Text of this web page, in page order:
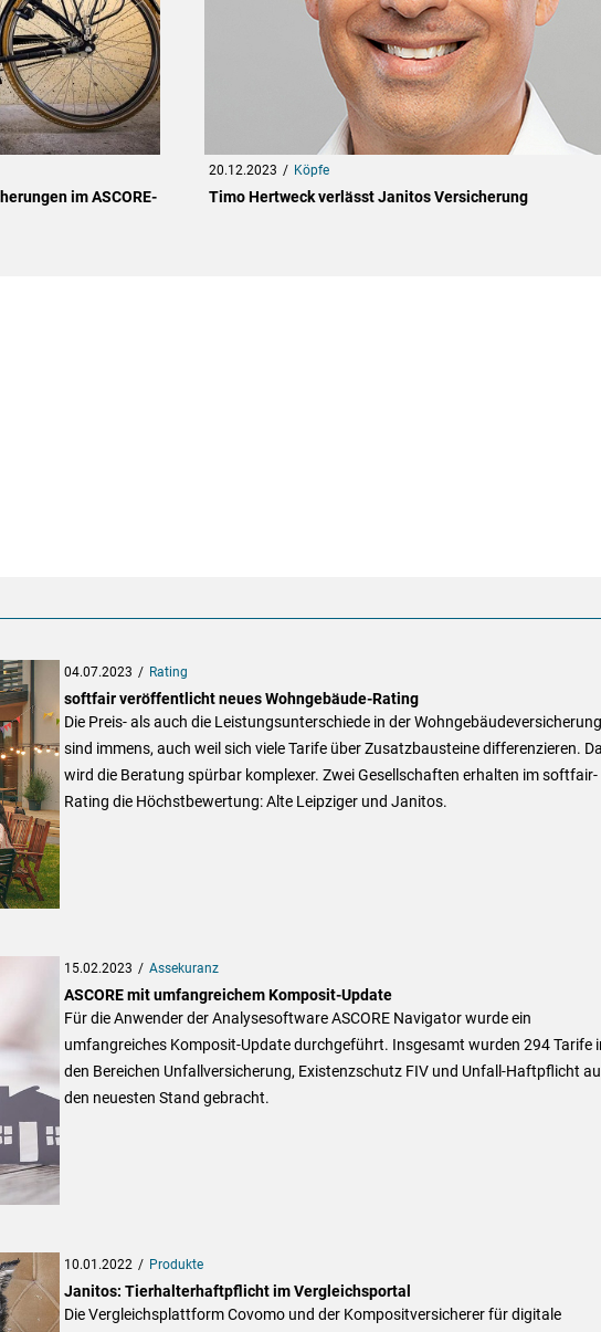
im ASCORE-
20.12.2023 Köpfe
Timo Hertweck verlässt Janitos Versicherung
04.07.2023 Rating
softfair veröffentlicht neues Wohngebäude-Rating
Die Preis- als auch die Leistungsunterschiede in der Wohngebäudeversicherung
sind immens, auch weil sich viele Tarife über Zusatzbausteine differenzieren.
wird die Beratung spürbar komplexer. Zwei Gesellschaften erhalten im softfair-
Rating die Höchstbewertung: Alte Leipziger und Janitos.
15.02.2023 Assekuranz
ASCORE mit umfangreichem Komposit-Update
Für die Anwender der Analysesoftware ASCORE Navigator wurde ein
umfangreiches Komposit-Update durchgeführt. Insgesamt wurden 294 Tarife
den Bereichen Unfallversicherung, Existenzschutz FIV und Unfall-Haftpflicht
den neuesten Stand gebracht.
10.01.2022 Produkte
Janitos: Tierhalterhaftpflicht im Vergleichsportal
Die Vergleichsplattform Covomo und der Kompositversicherer für digitale